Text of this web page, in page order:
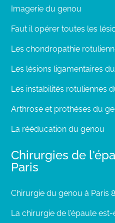
Imagerie du genou
Faut il opérer toutes les
Les chondropathie
Les lésions ligamentaires
Les instabilités rotuliennes
Arthrose et prothèses du
La rééducation du genou
Chirurgies de
Paris
Chirurgie du genou à Paris 8
La chirurgie de l'épaule